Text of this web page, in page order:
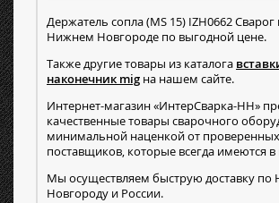
Держатель сопла (MS 15) IZH0662 Сварог
Нижнем Новгороде по выгодной цене.
Также другие товары из каталога
наконечник mig на нашем сайте.
Интернет-магазин «ИнтерСварка-НН»
качественные товары сварочного
минимальной наценкой от проверенных
поставщиков, которые всегда имеются
Мы осуществляем быструю доставку
Новгороду и России.